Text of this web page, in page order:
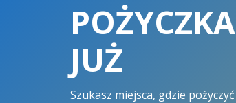
JUŻ
Szukasz miejsca, gdzie